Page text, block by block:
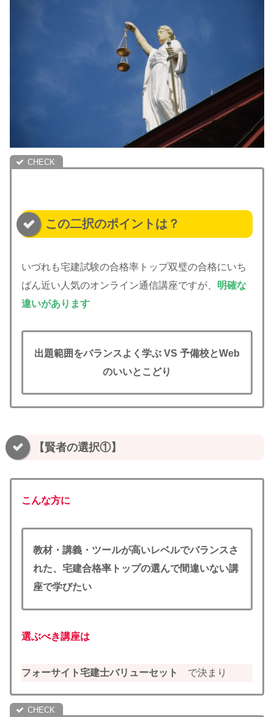
この二択のポイントは？
いづれも宅建試験の合格率トップ双璧の合格にいち
ばん近い人気のオンライン通信講座ですが、 明確な
違いがあります
出題範囲をバランスよく学ぶ VS 予備校とWeb
のいいとこどり
【賢者の選択①】
こんな方に
教材・講義・ツールが高いレベルでバランスさ
れた、宅建合格率トップの選んで間違いない講
座で学びたい
選ぶべき講座は
フォーサイト宅建士バリューセット で決まり